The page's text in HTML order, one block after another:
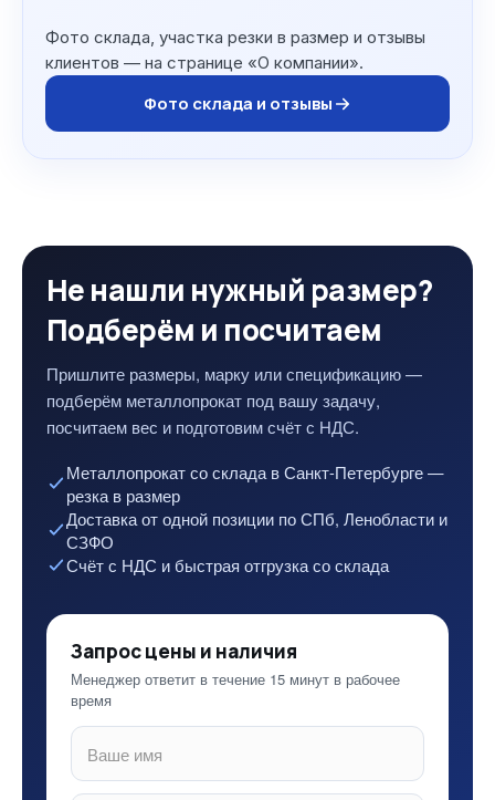
Фото склада, участка резки в размер и отзывы
клиентов — на странице «О компании».
Фото склада и отзывы
Не нашли нужный размер?
Подберём и посчитаем
Пришлите размеры, марку или спецификацию —
подберём металлопрокат под вашу задачу,
посчитаем вес и подготовим счёт с НДС.
Металлопрокат со склада в Санкт-Петербурге —
резка в размер
Доставка от одной позиции по СПб, Ленобласти и
СЗФО
Счёт с НДС и быстрая отгрузка со склада
Запрос цены и наличия
Менеджер ответит в течение 15 минут в рабочее
время